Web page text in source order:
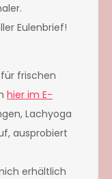
Eulenbrief!
frischen
hier im E-
Lachyoga
ausprobiert
erhältlich